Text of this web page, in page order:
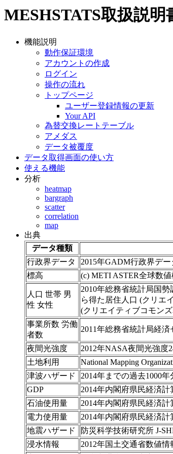
MESHSTATS取扱説明
機能説明
動作保証環境
アカウントの作成
ログイン
操作の流れ
トップページ
ユーザー登録情報の更新
Your API
為替交換レートテーブル
アメダス
データ被覆度
データ取得画面の使い方
使える機能
分析
heatmap
bargraph
scatter
correlation
map
出典
データ種類
行政界データ
2015年GADM行政界デー
標高
(c) METI ASTER全球数
人口 世帯 男
性 女性
2010年総務省統計局国
ら得た居住人口 (クリエ
(クリエイティブコモン
事業所数 労働
者数
2011年総務省統計局経
夜間光強度
2012年NASA夜間光強度
土地利用
National Mapping
津波ハザード
2014年までの過去1000
GDP
2014年内閣府県民経済
石油使用量
2014年内閣府県民経済
電力使用量
2014年内閣府県民経済
地震ハザード
防災科学技術研究所 J-
浸水情報
2012年国土交通省数値